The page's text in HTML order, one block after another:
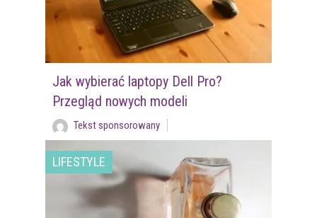
Jak wybierać laptopy Dell Pro?
Przegląd nowych modeli
Tekst sponsorowany
LIFESTYLE